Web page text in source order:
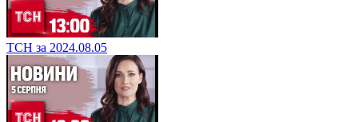
ТСН за 2024.08.05